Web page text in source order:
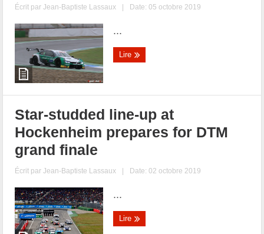
Écrit parJean-Baptiste Lassaux | Date: 05 octobre 2019
...
Lire
Star-studded line-up at
Hockenheim prepares for DTM
grand finale
Écrit parJean-Baptiste Lassaux | Date: 02 octobre 2019
...
Lire